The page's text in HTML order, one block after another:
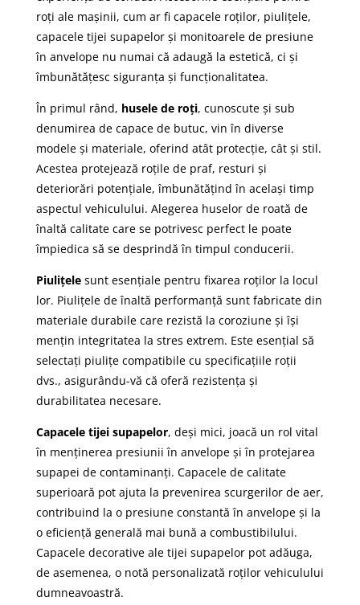
roți ale mașinii, cum ar fi capacele roților, piulițele,
capacele tijei supapelor și monitoarele de presiune
în anvelope nu numai că adaugă la estetică, ci și
îmbunătățesc siguranța și funcționalitatea.
În primul rând, husele de roți, cunoscute și sub
denumirea de capace de butuc, vin în diverse
modele și materiale, oferind atât protecție, cât și stil.
Acestea protejează roțile de praf, resturi și
deteriorări potențiale, îmbunătățind în același timp
aspectul vehiculului. Alegerea huselor de roată de
înaltă calitate care se potrivesc perfect le poate
împiedica să se desprindă în timpul conducerii.
Piulițelesunt esențiale pentru fixarea roților la locul
lor. Piulițele de înaltă performanță sunt fabricate din
materiale durabile care rezistă la coroziune și își
mențin integritatea la stres extrem. Este esențial să
selectați piulițe compatibile cu specificațiile roții
dvs., asigurându-vă că oferă rezistența și
durabilitatea necesare.
Capacele tijei supapelor, deși mici, joacă un rol vital
în menținerea presiunii în anvelope și în protejarea
supapei de contaminanți. Capacele de calitate
superioară pot ajuta la prevenirea scurgerilor de aer,
contribuind la o presiune constantă în anvelope și la
o eficiență generală mai bună a combustibilului.
Capacele decorative ale tijei supapelor pot adăuga,
de asemenea, o notă personalizată roților vehiculului
dumneavoastră.